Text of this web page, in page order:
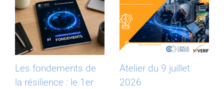
de
: le 1er
Atelier du 9 juillet
2026
Atelier du